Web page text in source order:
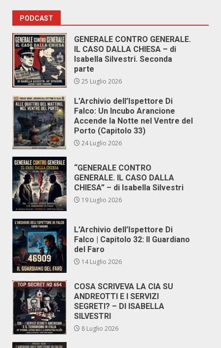
PODCAST
GENERALE CONTRO GENERALE.
IL CASO DALLA CHIESA – di
Isabella Silvestri. Seconda
parte
25 Luglio 2026
L’Archivio dell’Ispettore Di
Falco: Un Incubo Arancione
Accende la Notte nel Ventre del
Porto (Capitolo 33)
24 Luglio 2026
“GENERALE CONTRO
GENERALE. IL CASO DALLA
CHIESA” – di Isabella Silvestri
19 Luglio 2026
L’Archivio dell’Ispettore Di
Falco | Capitolo 32: Il Guardiano
del Faro
14 Luglio 2026
COSA SCRIVEVA LA CIA SU
ANDREOTTI E I SERVIZI
SEGRETI? – DI ISABELLA
SILVESTRI
8 Luglio 2026